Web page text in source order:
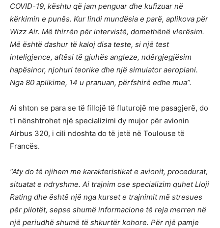
COVID-19, kështu që jam penguar dhe kufizuar në
kërkimin e punës. Kur lindi mundësia e parë, aplikova për
Wizz Air. Më thirrën për intervistë, domethënë vlerësim.
Më është dashur të kaloj disa teste, si një test
inteligjence, aftësi të gjuhës angleze, ndërgjegjësim
hapësinor, njohuri teorike dhe një simulator aeroplani.
Nga 80 aplikime, 14 u pranuan, përfshirë edhe mua”.
Ai shton se para se të fillojë të fluturojë me pasagjerë, do
t’i nënshtrohet një specializimi dy mujor për avionin
Airbus 320, i cili ndoshta do të jetë në Toulouse të
Francës.
“Aty do të njihem me karakteristikat e avionit, procedurat,
situatat e ndryshme. Ai trajnim ose specializim quhet Lloji
Rating dhe është një nga kurset e trajnimit më stresues
për pilotët, sepse shumë informacione të reja merren në
një periudhë shumë të shkurtër kohore. Për një pamje